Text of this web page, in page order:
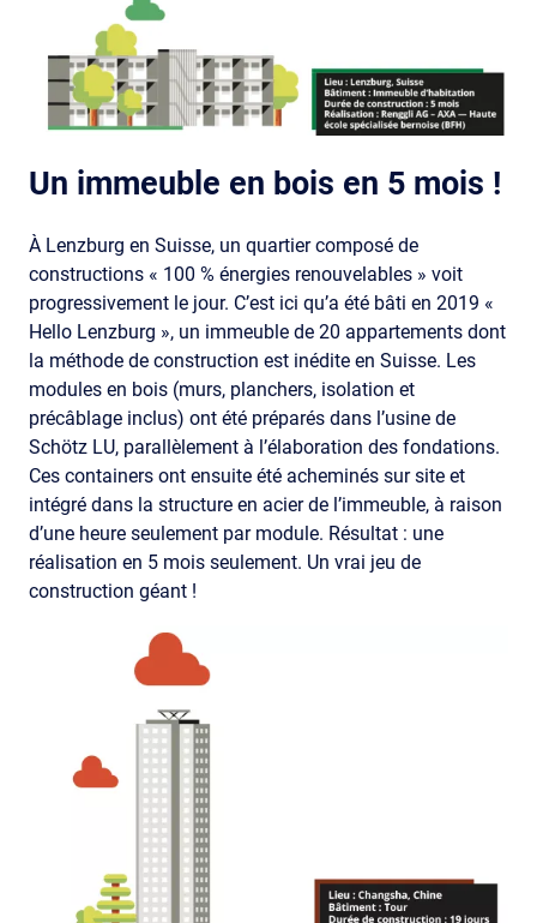
Un immeuble en bois en 5 mois !
À Lenzburg en Suisse, un quartier composé de
constructions « 100 % énergies renouvelables » voit
progressivement le jour. C’est ici qu’a été bâti en 2019 «
Hello Lenzburg », un immeuble de 20 appartements dont
la méthode de construction est inédite en Suisse. Les
modules en bois (murs, planchers, isolation et
précâblage inclus) ont été préparés dans l’usine de
Schötz LU, parallèlement à l’élaboration des fondations.
Ces containers ont ensuite été acheminés sur site et
intégré dans la structure en acier de l’immeuble, à raison
d’une heure seulement par module. Résultat : une
réalisation en 5 mois seulement. Un vrai jeu de
construction géant !